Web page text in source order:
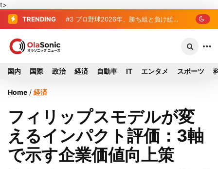
t>
TRENDING #3 プロ野球2026年、勝ち組と負け組の
国内 国際 政治 経済 自動車 IT エンタメ スポーツ
Home / 経済
フィリップスモデルが変
えるインパクト評価：3軸
で示す企業価値向上策